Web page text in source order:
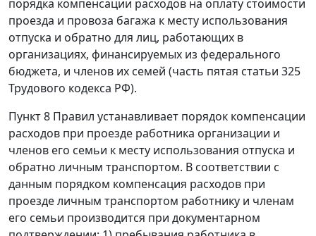
порядка компенсации расходов на оплату стоимости
проезда и провоза багажа к месту использования
отпуска и обратно для лиц, работающих в
организациях, финансируемых из федерального
бюджета, и членов их семей (часть пятая статьи 325
Трудового кодекса РФ).
Пункт 8 Правил устанавливает порядок компенсации
расходов при проезде работника организации и
членов его семьи к месту использования отпуска и
обратно личным транспортом. В соответствии с
данным порядком компенсация расходов при
проезде личным транспортом работнику и членам
его семьи производится при документарном